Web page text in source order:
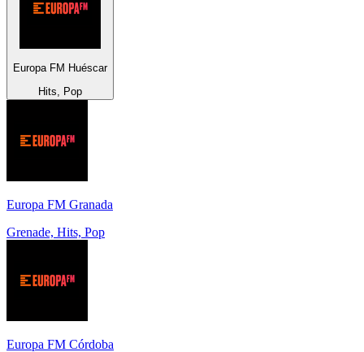
Europa FM Huéscar
Hits, Pop
Europa FM Granada
Grenade, Hits, Pop
Europa FM Córdoba